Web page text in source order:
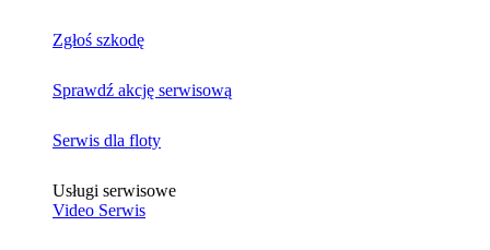
Zgłoś szkodę
Sprawdź akcję serwisową
Serwis dla floty
Usługi serwisowe
Video Serwis